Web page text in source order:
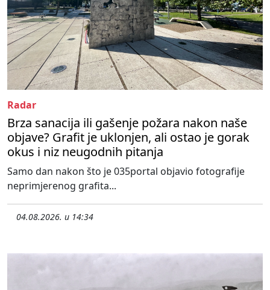
Radar
Brza sanacija ili gašenje požara nakon naše
objave? Grafit je uklonjen, ali ostao je gorak
okus i niz neugodnih pitanja
Samo dan nakon što je 035portal objavio fotografije
neprimjerenog grafita...
04.08.2026. u 14:34